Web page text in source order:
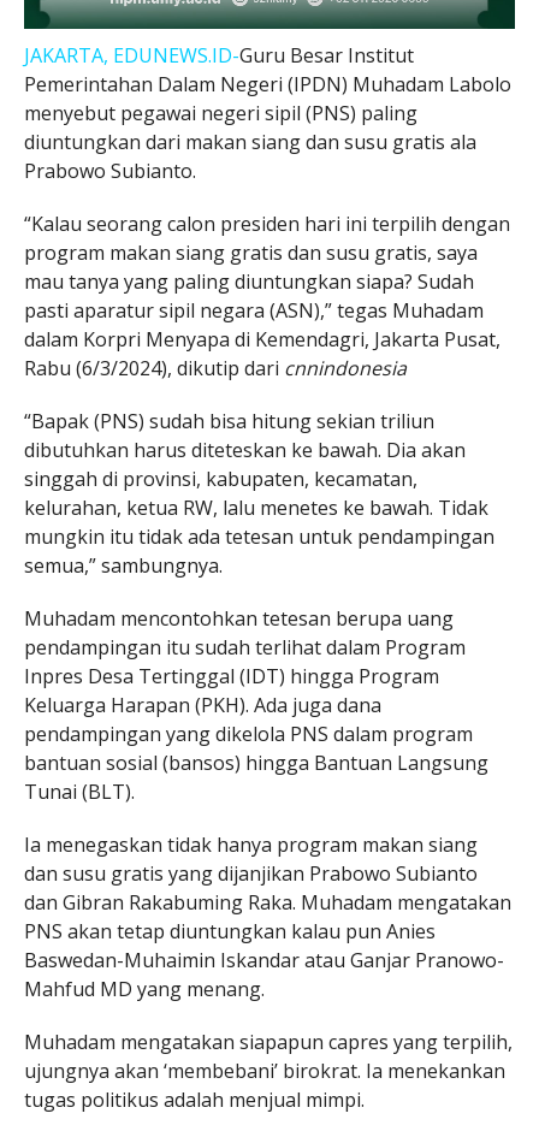
JAKARTA, EDUNEWS.ID-Guru Besar Institut
Pemerintahan Dalam Negeri (IPDN) Muhadam Labolo
menyebut pegawai negeri sipil (PNS) paling
diuntungkan dari makan siang dan susu gratis ala
Prabowo Subianto.
“Kalau seorang calon presiden hari ini terpilih dengan
program makan siang gratis dan susu gratis, saya
mau tanya yang paling diuntungkan siapa? Sudah
pasti aparatur sipil negara (ASN),” tegas Muhadam
dalam Korpri Menyapa di Kemendagri, Jakarta Pusat,
Rabu (6/3/2024), dikutip dari cnnindonesia
“Bapak (PNS) sudah bisa hitung sekian triliun
dibutuhkan harus diteteskan ke bawah. Dia akan
singgah di provinsi, kabupaten, kecamatan,
kelurahan, ketua RW, lalu menetes ke bawah. Tidak
mungkin itu tidak ada tetesan untuk pendampingan
semua,” sambungnya.
Muhadam mencontohkan tetesan berupa uang
pendampingan itu sudah terlihat dalam Program
Inpres Desa Tertinggal (IDT) hingga Program
Keluarga Harapan (PKH). Ada juga dana
pendampingan yang dikelola PNS dalam program
bantuan sosial (bansos) hingga Bantuan Langsung
Tunai (BLT).
Ia menegaskan tidak hanya program makan siang
dan susu gratis yang dijanjikan Prabowo Subianto
dan Gibran Rakabuming Raka. Muhadam mengatakan
PNS akan tetap diuntungkan kalau pun Anies
Baswedan-Muhaimin Iskandar atau Ganjar Pranowo-
Mahfud MD yang menang.
Muhadam mengatakan siapapun capres yang terpilih,
ujungnya akan ‘membebani’ birokrat. Ia menekankan
tugas politikus adalah menjual mimpi.